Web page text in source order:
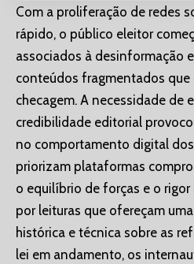
Com a proliferação de redes
rápido, o público eleitor
associados à desinformação
conteúdos fragmentados que
checagem. A necessidade de
credibilidade editorial
no comportamento digital
priorizam plataformas
o equilíbrio de forças e o
por leituras que ofereçam
histórica e técnica sobre as
lei em andamento, os